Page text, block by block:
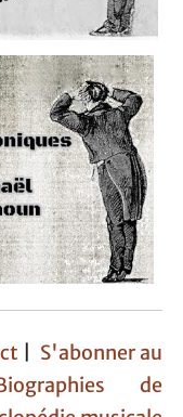
S'abonner au
de